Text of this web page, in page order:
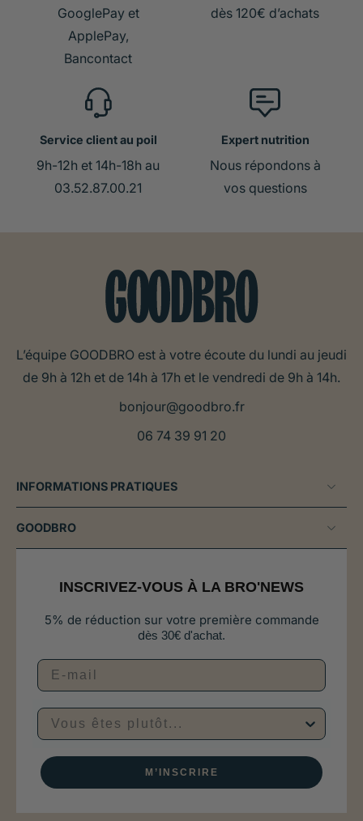
GooglePay et
ApplePay,
Bancontact
dès 120€ d’achats
Service client au poil
9h-12h et 14h-18h au
03.52.87.00.21
Expert nutrition
Nous répondons à
vos questions
L’équipe GOODBRO est à votre écoute du lundi au jeudi
de 9h à 12h et de 14h à 17h et le vendredi de 9h à 14h.
bonjour@goodbro.fr
06 74 39 91 20
INFORMATIONS PRATIQUES
GOODBRO
INSCRIVEZ-VOUS À LA BRO'NEWS
5% de réduction sur votre première commande
dès 30€ d'achat.
Vous êtes plutôt...
M’INSCRIRE